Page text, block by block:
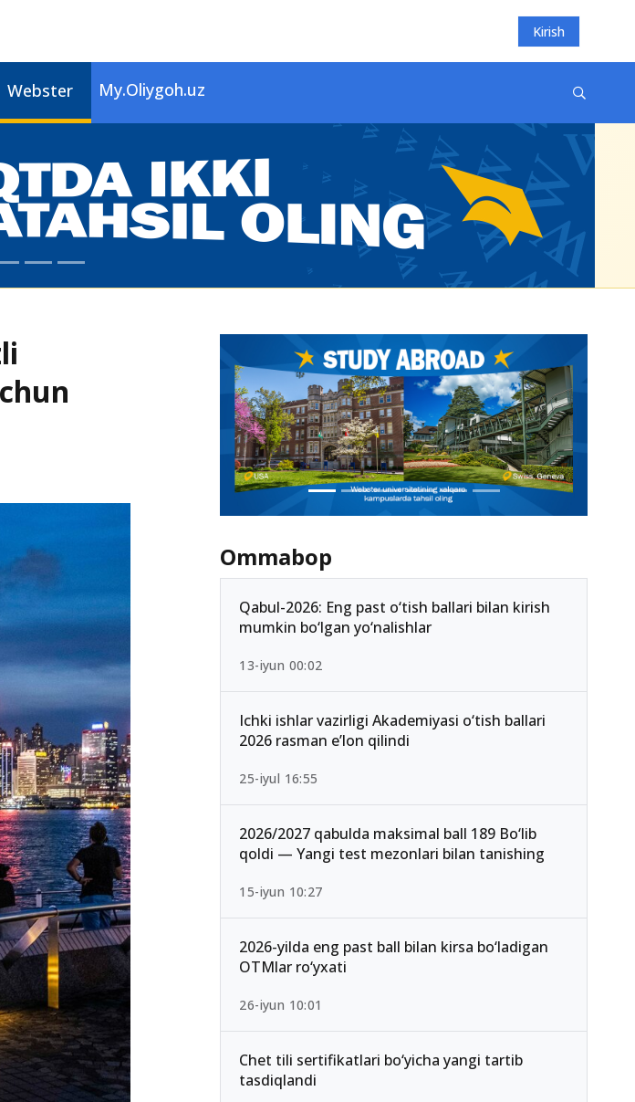
Kirish
Webster My.Oliygoh.uz
Ommabop
Qabul-2026: Eng past o‘tish ballari bilan kirish
mumkin bo‘lgan yo‘nalishlar
13-iyun 00:02
Ichki ishlar vazirligi Akademiyasi o‘tish ballari
2026 rasman e’lon qilindi
25-iyul 16:55
2026/2027 qabulda maksimal ball 189 Bo‘lib
qoldi — Yangi test mezonlari bilan tanishing
15-iyun 10:27
2026-yilda eng past ball bilan kirsa bo‘ladigan
OTMlar ro‘yxati
26-iyun 10:01
Chet tili sertifikatlari bo‘yicha yangi tartib
tasdiqlandi